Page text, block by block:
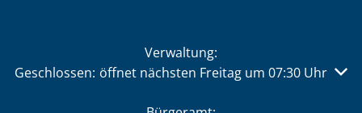
Verwaltung:
Klicken, um weitere Öffnungs- oder Schließzeiten
Geschlossen: öffnet nächsten Freitag um 07:30 Uhr